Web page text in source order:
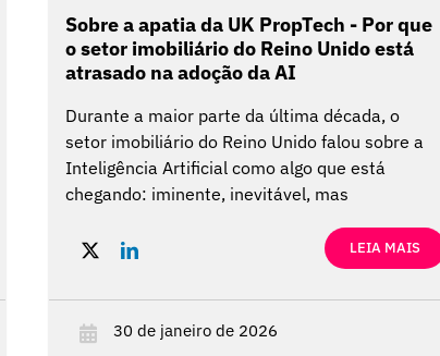
Sobre a apatia da UK PropTech - Por que
o setor imobiliário do Reino Unido está
atrasado na adoção da AI
Durante a maior parte da última década, o
setor imobiliário do Reino Unido falou sobre a
Inteligência Artificial como algo que está
chegando: iminente, inevitável, mas
conferências estão repletas de painéis da
PropTech, as estratégias de inovação estão
cheias de referências ao data e à automação, e
a maioria das grandes empresas pode apontar
LEIA MAIS
30 de janeiro de 2026